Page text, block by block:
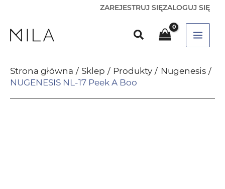
ZAREJESTRUJ SIĘZALOGUJ SIĘ
Strona główna Sklep Produkty
Nugenesis
NUGENESIS NL-17 Peek A Boo